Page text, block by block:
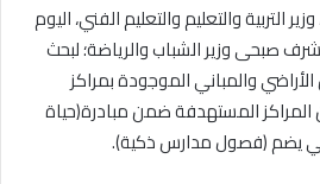
التربية والتعليم والتعليم الفني، اليوم
أشرف صبحى وزير الشباب والرياضة؛ لبحث
والمباني الموجودة بمراكز
50 مركز من المراكز المستهدفة ضمن مبادرة(حياة
يضم (فصول مدارس ذكية).